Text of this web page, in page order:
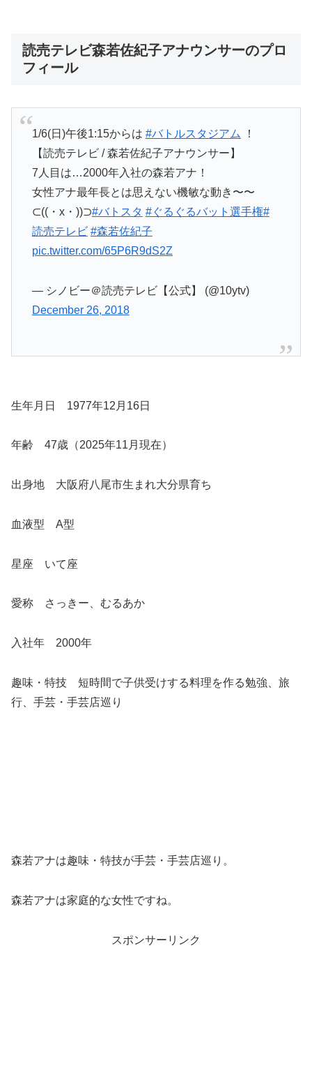
読売テレビ森若佐紀子アナウンサーのプロ
フィール
1/6(日)午後1:15からは #バトルスタジアム
！
【読売テレビ / 森若佐紀子アナウンサー】
7人目は…2000年入社の森若アナ！
女性アナ最年長とは思えない機敏な動き〜〜
⊂((・x・))⊃#バトスタ #ぐるぐるバット選手権#
読売テレビ #森若佐紀子
pic.twitter.com/65P6R9dS2Z
— シノビー＠読売テレビ【公式】 (@10ytv)
December 26, 2018
生年月日 1977年12月16日
年齢 47歳（2025年11月現在）
出身地 大阪府八尾市生まれ大分県育ち
血液型 A型
星座 いて座
愛称 さっきー、むるあか
入社年 2000年
趣味・特技 短時間で子供受けする料理を作る勉強、旅
行、手芸・手芸店巡り
森若アナは趣味・特技が手芸・手芸店巡り。
森若アナは家庭的な女性ですね。
スポンサーリンク